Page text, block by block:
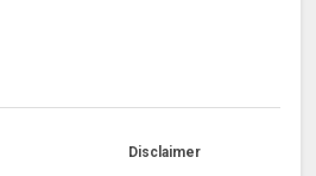
Disclaimer